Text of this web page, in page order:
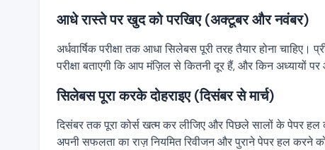
आधे रास्ते पर खुद को परखिए (अक्टूबर और नवंबर)
अर्धवार्षिक परीक्षा तक आधा सिलेबस पूरी तरह तैयार होना
परीक्षा बताएगी कि आप मंज़िल से कितनी दूर हैं, और किन अध्यायों
सिलेबस पूरा करके दोहराइए (दिसंबर से मार्च)
दिसंबर तक पूरा कोर्स खत्म कर लीजिए और पिछले सालों के पेपर
अपनी सफलता का राज़ नियमित रिवीजन और पुराने पेपर हल करने